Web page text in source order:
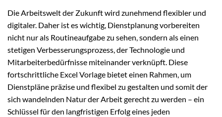
Die Arbeitswelt der Zukunft wird zunehmend flexibler und
digitaler. Daher ist es wichtig, Dienstplanung vorbereiten
nicht nur als Routineaufgabe zu sehen, sondern als einen
stetigen Verbesserungsprozess, der Technologie und
Mitarbeiterbedürfnisse miteinander verknüpft. Diese
fortschrittliche Excel Vorlage bietet einen Rahmen, um
Dienstpläne präzise und flexibel zu gestalten und somit der
sich wandelnden Natur der Arbeit gerecht zu werden – ein
Schlüssel für den langfristigen Erfolg eines jeden